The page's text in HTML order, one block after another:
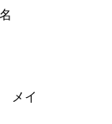
名
メイ